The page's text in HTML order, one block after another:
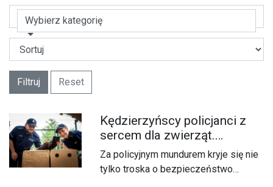
Wybierz kategorię
Filtruj Reset
Kędzierzyńscy policjanci z
sercem dla zwierząt.
Zachęcają do adopcji
bezdomnych czworonogów
Za policyjnym mundurem kryje się nie
tylko troska o bezpieczeństwo